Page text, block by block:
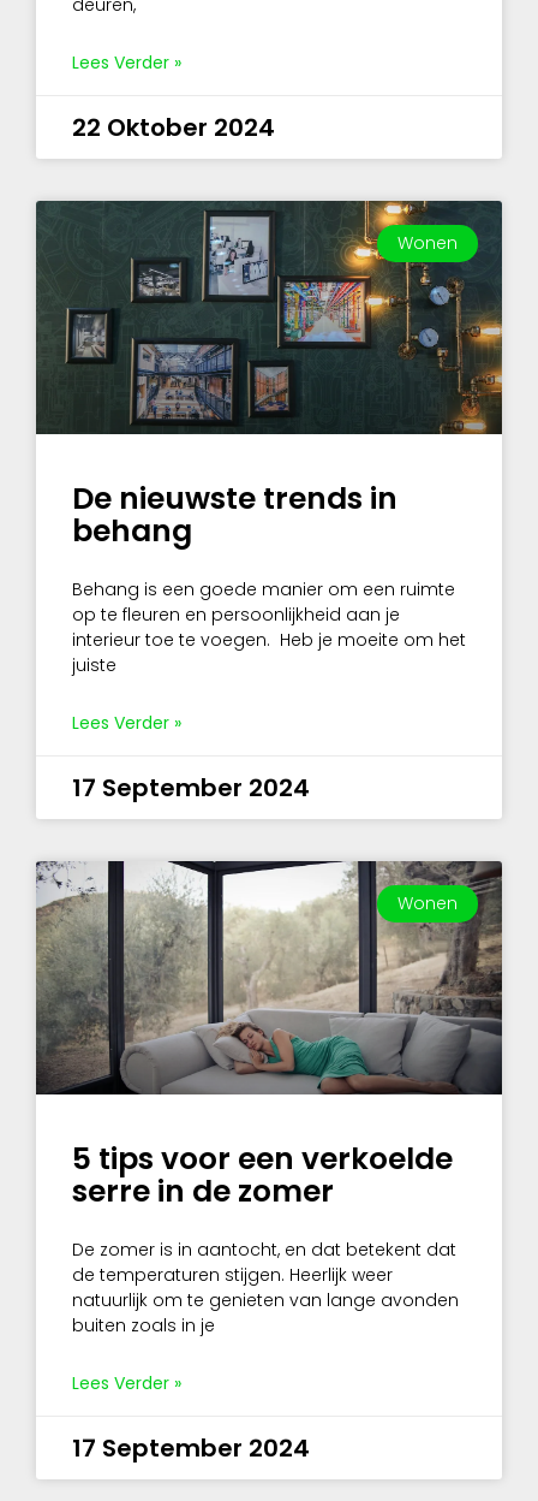
deuren,
Lees Verder »
22 Oktober 2024
Wonen
De nieuwste trends in
behang
Behang is een goede manier om een ruimte
op te fleuren en persoonlijkheid aan je
interieur toe te voegen. Heb je moeite om het
juiste
Lees Verder »
17 September 2024
Wonen
5 tips voor een verkoelde
serre in de zomer
De zomer is in aantocht, en dat betekent dat
de temperaturen stijgen. Heerlijk weer
natuurlijk om te genieten van lange avonden
buiten zoals in je
Lees Verder »
17 September 2024